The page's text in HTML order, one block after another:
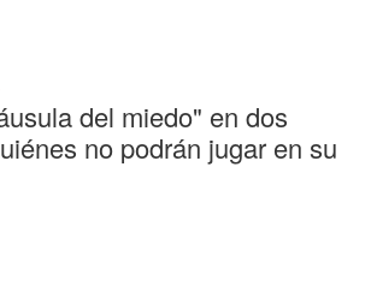
del miedo" en dos
no podrán jugar en su